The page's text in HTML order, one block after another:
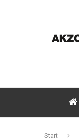
Start